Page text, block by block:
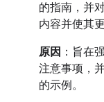
的指南，并
内容并使其
原因 ：旨在
注意事项，
的示例。